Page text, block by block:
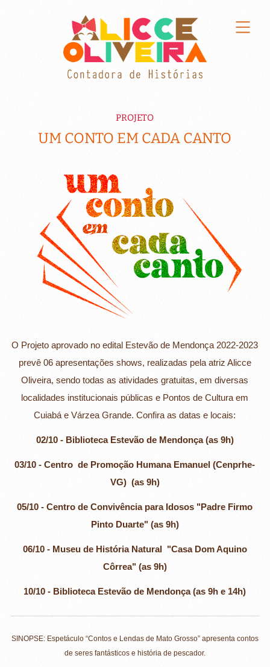
PROJETO
UM CONTO EM CADA CANTO
O Projeto aprovado no edital Estevão de Mendonça 2022-2023
prevê 06 apresentações shows, realizadas pela atriz Alicce
Oliveira, sendo todas as atividades gratuitas, em diversas
localidades institucionais públicas e Pontos de Cultura em
Cuiabá e Várzea Grande. Confira as datas e locais:
02/10 - Biblioteca Estevão de Mendonça (as 9h)
03/10 - Centro de Promoção Humana Emanuel (Cenprhe-
VG) (as 9h)
05/10 - Centro de Convivência para Idosos "Padre Firmo
Pinto Duarte" (as 9h)
06/10 - Museu de História Natural "Casa Dom Aquino
Côrrea" (as 9h)
10/10 - Biblioteca Estevão de Mendonça (as 9h e 14h)
SINOPSE: Espetáculo “Contos e Lendas de Mato Grosso” apresenta contos
de seres fantásticos e história de pescador.